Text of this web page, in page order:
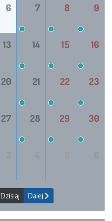
6 7 8 9
13 14 15 16
20 21 22 23
27 28 29 30
Dzisiaj Dalej